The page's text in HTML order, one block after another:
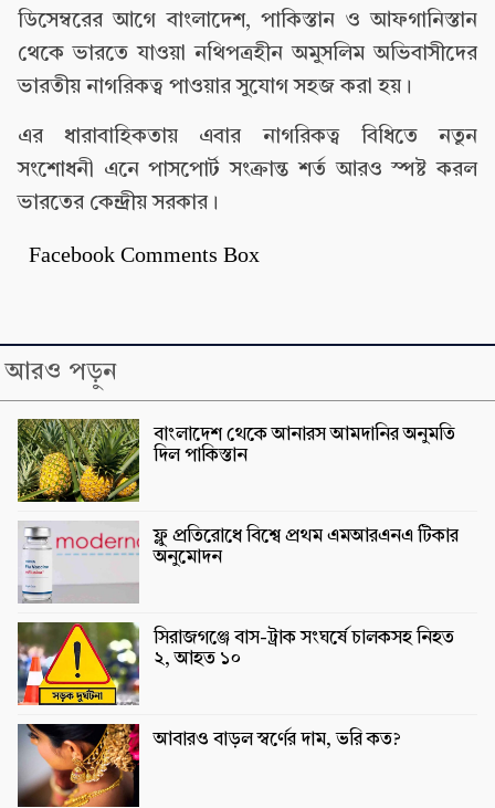
ডিসেম্বরের আগে বাংলাদেশ, পাকিস্তান ও আফগানিস্তান
থেকে ভারতে যাওয়া নথিপত্রহীন অমুসলিম অভিবাসীদের
ভারতীয় নাগরিকত্ব পাওয়ার সুযোগ সহজ করা হয়।
এর ধারাবাহিকতায় এবার নাগরিকত্ব বিধিতে নতুন
সংশোধনী এনে পাসপোর্ট সংক্রান্ত শর্ত আরও স্পষ্ট করল
ভারতের কেন্দ্রীয় সরকার।
Facebook Comments Box
আরও পড়ুন
বাংলাদেশ থেকে আনারস আমদানির অনুমতি
দিল পাকিস্তান
ফ্লু প্রতিরোধে বিশ্বে প্রথম এমআরএনএ টিকার
অনুমোদন
সিরাজগঞ্জে বাস-ট্রাক সংঘর্ষে চালকসহ নিহত
২, আহত ১০
আবারও বাড়ল স্বর্ণের দাম, ভরি কত?